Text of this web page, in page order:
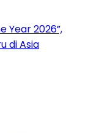
Year 2026”,
di Asia